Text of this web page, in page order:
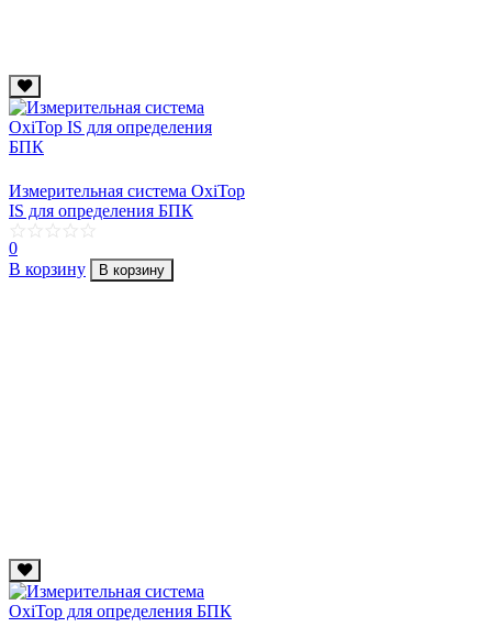
Измерительная система OxiTop
IS для определения БПК
0
В корзину
В корзину